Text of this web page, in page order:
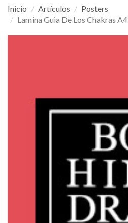
Inicio Artículos
Posters
Lamina Guia De Los Chakras A4
Chakras